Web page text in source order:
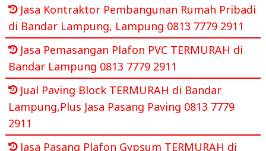
Jasa Kontraktor Pembangunan Rumah Pribadi
di Bandar Lampung, Lampung 0813 7779 2911
Jasa Pemasangan Plafon PVC TERMURAH di
Bandar Lampung 0813 7779 2911
Jual Paving Block TERMURAH di Bandar
Lampung,Plus Jasa Pasang Paving 0813 7779
2911
Jasa Pasang Plafon Gypsum TERMURAH di